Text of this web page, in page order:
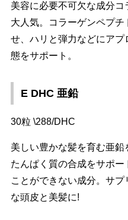
美容に必要不可欠な成分
大人気。コラーゲンペプ
せ、ハリと弾力などにア
態をサポート。
E DHC 亜鉛
30粒 \288/DHC
美しい豊かな髪を育む亜
たんぱく質の合成をサポ
ことができない成分。サ
な頭皮と美髪に!